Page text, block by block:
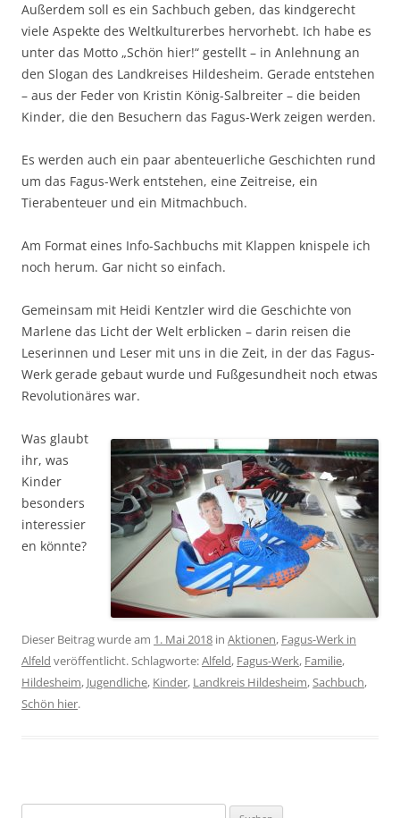
Außerdem soll es ein Sachbuch geben, das kindgerecht
viele Aspekte des Weltkulturerbes hervorhebt. Ich habe es
unter das Motto „Schön hier!“ gestellt – in Anlehnung an
den Slogan des Landkreises Hildesheim. Gerade entstehen
– aus der Feder von Kristin König-Salbreiter – die beiden
Kinder, die den Besuchern das Fagus-Werk zeigen werden.
Es werden auch ein paar abenteuerliche Geschichten rund
um das Fagus-Werk entstehen, eine Zeitreise, ein
Tierabenteuer und ein Mitmachbuch.
Am Format eines Info-Sachbuchs mit Klappen knispele ich
noch herum. Gar nicht so einfach.
Gemeinsam mit Heidi Kentzler wird die Geschichte von
Marlene das Licht der Welt erblicken – darin reisen die
Leserinnen und Leser mit uns in die Zeit, in der das Fagus-
Werk gerade gebaut wurde und Fußgesundheit noch etwas
Revolutionäres war.
Was glaubt
ihr, was
Kinder
besonders
interessier
en könnte?
Dieser Beitrag wurde am 1. Mai 2018 in Aktionen, Fagus-Werk in
Alfeld veröffentlicht. Schlagworte:Alfeld, Fagus-Werk, Familie,
Hildesheim, Jugendliche, Kinder, Landkreis Hildesheim,Sachbuch,
Schön hier.